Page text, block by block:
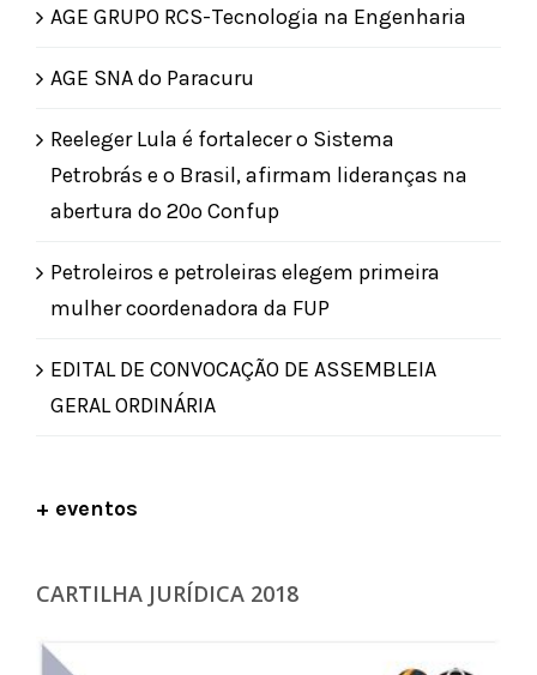
AGE GRUPO RCS-Tecnologia na Engenharia
AGE SNA do Paracuru
Reeleger Lula é fortalecer o Sistema
Petrobrás e o Brasil, afirmam lideranças na
abertura do 20º Confup
Petroleiros e petroleiras elegem primeira
mulher coordenadora da FUP
EDITAL DE CONVOCAÇÃO DE ASSEMBLEIA
GERAL ORDINÁRIA
+ eventos
CARTILHA JURÍDICA 2018